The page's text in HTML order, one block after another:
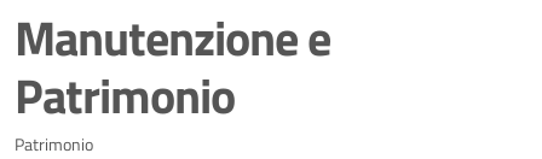
Manutenzione e
Patrimonio
Patrimonio